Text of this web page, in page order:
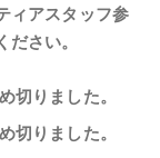
ィアスタッフ参
さい。
切りました。
切りました。